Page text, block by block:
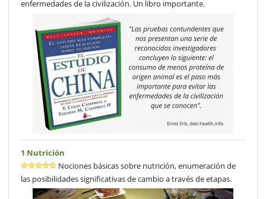
enfermedades de la civilización. Un libro importante.
1 Nutrición
Nociones básicas sobre nutrición, enumeración de
las posibilidades significativas de cambio a través de etapas.